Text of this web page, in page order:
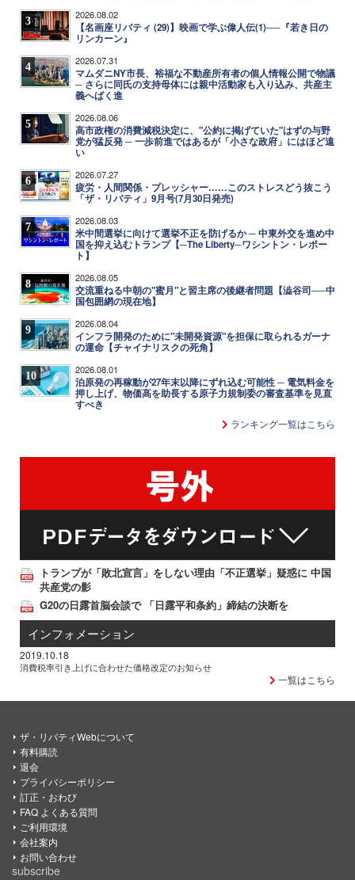
3 2026.08.02
【名画座リバティ (29)】映画で学ぶ偉人伝(1)──『若き日の
リンカーン』
4 2026.07.31
マムダニNY市長、裕福な不動産所有者の個人情報公開で物議
─ さらに同氏の支持母体には親中活動家も入り込み、共産主
義へばく進
5 2026.08.06
高市政権の消費減税決定に、"公約に掲げていた"はずの与野
党が猛反発 ─ 一歩前進ではあるが「小さな政府」にはほど遠
い
6 2026.07.27
疲労・人間関係・プレッシャー……このストレスどう抜こう
「ザ・リバティ」9月号(7月30日発売)
7 2026.08.03
米中間選挙に向けて選挙不正を防げるか ─ 中東外交を進め中
国を抑え込むトランプ【─The Liberty─ワシントン・レポー
ト】
8 2026.08.05
交流重ねる中朝の"蜜月"と習主席の後継者問題【澁谷司──中
国包囲網の現在地】
9 2026.08.04
インフラ開発のために"未開発資源"を担保に取られるガーナ
の運命【チャイナリスクの死角】
10 2026.08.01
泊原発の再稼動が27年末以降にずれ込む可能性 ─ 電気料金を
押し上げ、物価高を助長する原子力規制委の審査基準を見直
すべき
ランキング一覧はこちら
トランプが「敗北宣言」をしない理由「不正選挙」疑惑に 中国
共産党の影
G20の日露首脳会談で 「日露平和条約」締結の決断を
インフォメーション
2019.10.18
消費税率引き上げに合わせた価格改定のお知らせ
一覧はこちら
ザ・リバティWebについて
有料購読
退会
プライバシーポリシー
訂正・おわび
FAQ よくある質問
ご利用環境
会社案内
お問い合わせ
subscribe